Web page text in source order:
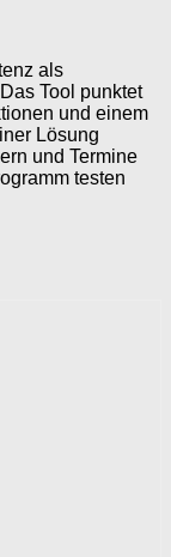
als
Tool punktet
und einem
Lösung
und Termine
testen